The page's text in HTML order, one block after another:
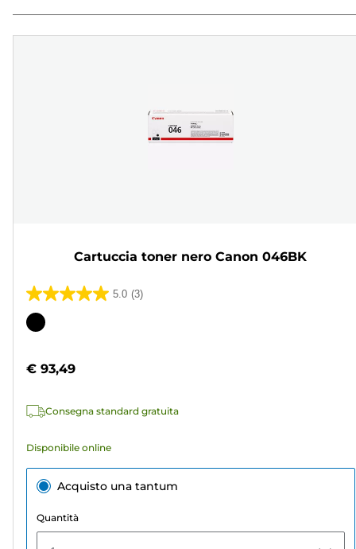
Cartuccia toner nero Canon 046BK
5.0 (3)
5.0
su
3
Cartuccia
colori
€ 93,49
Consegna standard gratuita
Disponibile online
Acquisto una tantum
Quantità